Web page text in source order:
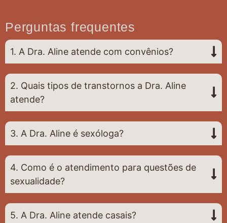
Perguntas frequentes
1. A Dra. Aline atende com convênios?
2. Quais tipos de transtornos a Dra. Aline
atende?
3. A Dra. Aline é sexóloga?
4. Como é o atendimento para questões de
sexualidade?
5. A Dra. Aline atende casais?